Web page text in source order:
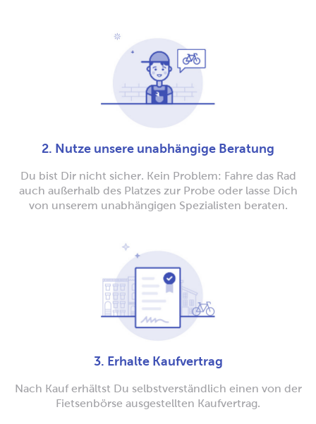
2. Nutze unsere unabhängige Beratung
Du bist Dir nicht sicher. Kein Problem: Fahre das Rad
auch außerhalb des Platzes zur Probe oder lasse Dich
von unserem unabhängigen Spezialisten beraten.
3. Erhalte Kaufvertrag
Nach Kauf erhältst Du selbstverständlich einen von der
Fietsenbörse ausgestellten Kaufvertrag.